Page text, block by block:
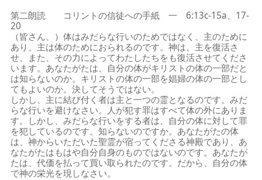
第二朗読 コリントの信徒への手紙 一 6:13c-15a、17-
20
（皆さん、）体はみだらな行いのためではなく、主のために
あり、主は体のためにおられるのです。神は、主を復活さ
せ、また、その力によってわたしたちをも復活させてくださ
います。あなたがたは、自分の体がキリストの体の一部だと
は知らないのか。キリストの体の一部を娼婦の体の一部とし
てもよいのか。決してそうではない。
しかし、主に結び付く者は主と一つの霊となるのです。みだ
らな行いを避けなさい。人が犯す罪はすべて体の外にありま
す。しかし、みだらな行いをする者は、自分の体に対して罪
を犯しているのです。知らないのですか。あなたがたの体
は、神からいただいた聖霊が宿ってくださる神殿であり、あ
なたがたはもはや自分自身のものではないのです。あなたが
たは、代価を払って買い取られたのです。だから、自分の体
で神の栄光を現しなさい。